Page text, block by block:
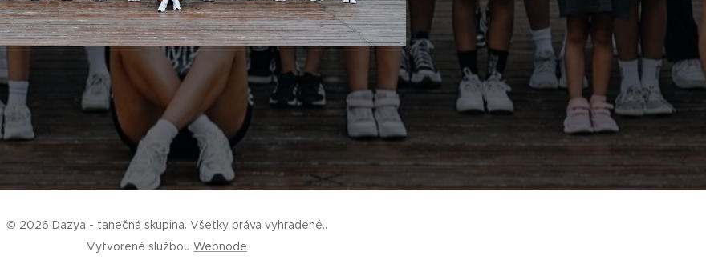
© 2026 Dazya - tanečná skupina. Všetky práva vyhradené..
Vytvorené službou Webnode